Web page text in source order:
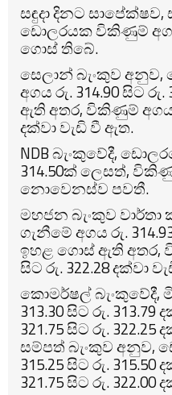
සඳුදා දිනට සාපේක්ෂව,
ඩොලරයක විකිණුම්
ගොස් තිබේ.
සෙලාන් බැංකුව
අගය රු. 314.90 සිට
ඇති අතර, විකිණුම් අගය
දක්වා වැඩි වී ඇත.
NDB බැංකුවේදී,
314.50ක් ලෙසත්,
නොවෙනස්ව පවතී.
මහජන බැංකුව
ගැනීමේ අගය රු.
ඉහළ ගොස් ඇති අතර,
සිට රු. 322.28 දක්වා
කොමර්ෂල් බැංකුවේදී,
313.30 සිට රු.
321.75 සිට රු.
සම්පත් බැංකුව අනුව,
315.25 සිට රු.
321.75 සිට රු. 322.00